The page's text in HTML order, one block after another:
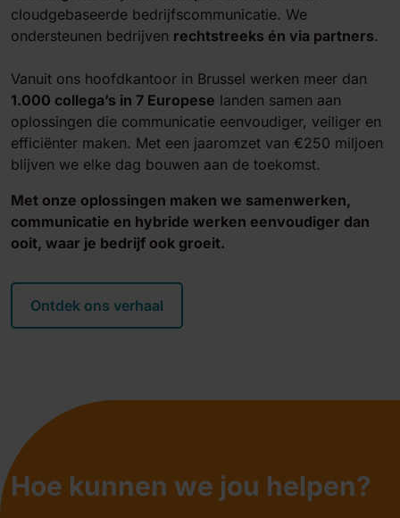
cloudgebaseerde bedrijfscommunicatie. We
ondersteunen bedrijven rechtstreeks én via partners.
Vanuit ons hoofdkantoor in Brussel werken meer dan
1.000 collega’s in 7 Europese landen samen aan
oplossingen die communicatie eenvoudiger, veiliger en
efficiënter maken. Met een jaaromzet van €250 miljoen
blijven we elke dag bouwen aan de toekomst.
Met onze oplossingen maken we samenwerken,
communicatie en hybride werken eenvoudiger dan
ooit, waar je bedrijf ook groeit.
Ontdek ons verhaal
Hoe kunnen we jou helpen?